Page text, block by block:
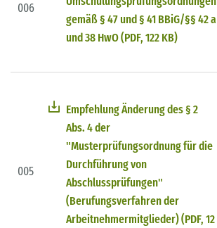
006
gemäß § 47 und § 41 BBiG/§§ 42 a
und 38 HwO (PDF, 122 KB)
005
Empfehlung Änderung des § 2
Abs. 4 der
"Musterprüfungsordnung für die
Durchführung von
Abschlussprüfungen"
(Berufungsverfahren der
Arbeitnehmermitglieder) (PDF, 12